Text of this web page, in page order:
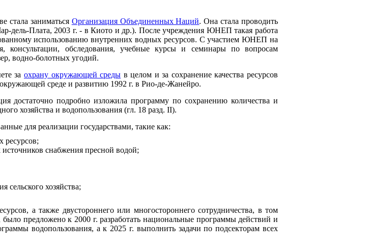
стала заниматься Организация Объединенных Наций. Она стала проводить
дель-Плата, 2003 г. - в Киото и др.). После учреждения ЮНЕП такая работа
использованию внутренних водных ресурсов. С участием ЮНЕП на
консультации, обследования, учебные курсы и семинары по вопросам
водно-болотных угодий.
за охрану окружающей среды в целом и за сохранение качества ресурсов
среде и развитию 1992 г. в Рио-де-Жанейро.
достаточно подробно изложила программу по сохранению количества и
хозяйства и водопользования (гл. 18 разд. II).
для реализации государствами, такие как:
ресурсов;
снабжения пресной водой;
сельского хозяйства;
а также двустороннего или многостороннего сотрудничества, в том
предложено к 2000 г. разработать национальные программы действий и
водопользования, а к 2025 г. выполнить задачи по подсекторам всех